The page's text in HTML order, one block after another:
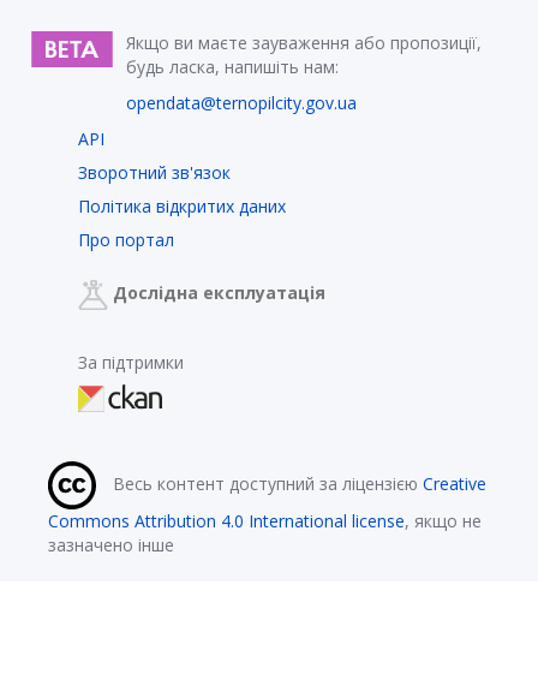
Якщо ви маєте зауваження або пропозиції,
будь ласка, напишіть нам:
opendata@ternopilcity.gov.ua
API
Зворотний зв'язок
Політика відкритих даних
Про портал
Дослідна експлуатація
За підтримки
Весь контент доступний за ліцензією Creative
Commons Attribution 4.0 International license, якщо не
зазначено інше